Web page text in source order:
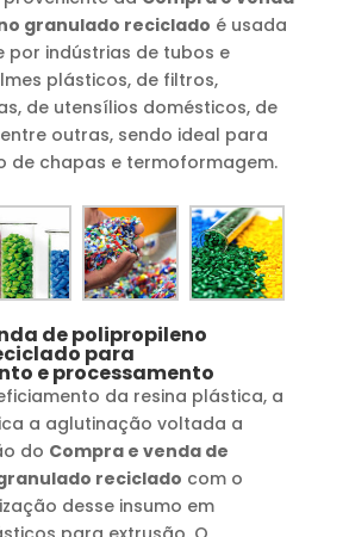
granulado reciclado é usada
por indústrias de tubos e
plásticos, de filtros,
de utensílios domésticos, de
outras, sendo ideal para
de chapas e termoformagem.
depolipropileno
para
e processamento
da resina plástica, a
a aglutinação voltada a
do Compra e venda de
reciclado com o
desse insumo em